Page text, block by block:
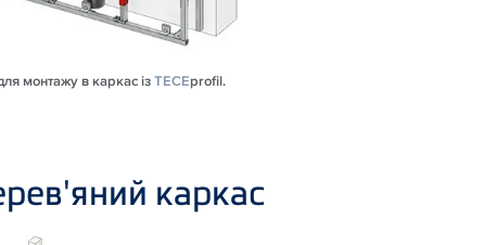
монтажу в каркас ізTECEprofil.
каркас